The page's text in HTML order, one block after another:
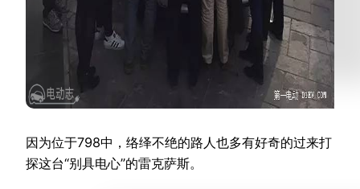
因为位于798中，络绎不绝的路人也多有好奇的过来打
探这台“别具电心”的雷克萨斯。